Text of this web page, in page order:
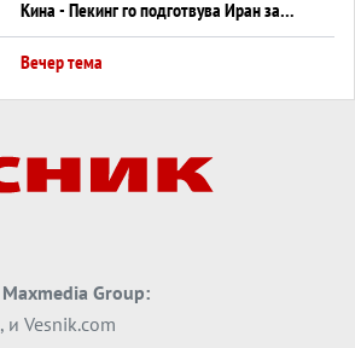
Кина - Пекинг го подготвува Иран за
американска копнена инвазија
Вечер тема
Вечер тема
Трамп тврди дека повторно „разговара“
Вечер тема
ДЛАБОКО УДОЛУ: Сметководствените
трикови што го соборија ЕНРОН ги
Maxmedia Group:
, и Vesnik.com